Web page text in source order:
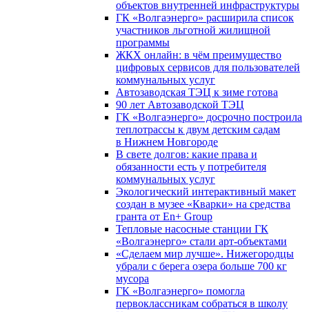
объектов внутренней инфраструктуры
ГК «Волгаэнерго» расширила список
участников льготной жилищной
программы
ЖКХ онлайн: в чём преимущество
цифровых сервисов для пользователей
коммунальных услуг
Автозаводская ТЭЦ к зиме готова
90 лет Автозаводской ТЭЦ
ГК «Волгаэнерго» досрочно построила
теплотрассы к двум детским садам
в Нижнем Новгороде
В свете долгов: какие права и
обязанности есть у потребителя
коммунальных услуг
Экологический интерактивный макет
создан в музее «Кварки» на средства
гранта от En+ Group
Тепловые насосные станции ГК
«Волгаэнерго» стали арт-объектами
«Сделаем мир лучше». Нижегородцы
убрали с берега озера больше 700 кг
мусора
ГК «Волгаэнерго» помогла
первоклассникам собраться в школу